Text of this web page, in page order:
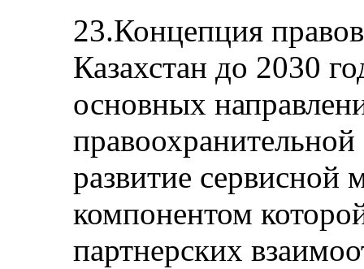
23.Концепция
Казахстан до 2030
основных
правоохранительной
развитие
компонентом
партнерских